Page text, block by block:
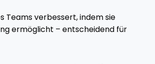
Teams verbessert, indem sie
ermöglicht – entscheidend für